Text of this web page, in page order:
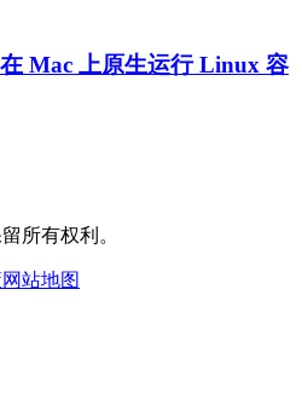
Mac 上原生运行 Linux 容
所有权利。
网站地图